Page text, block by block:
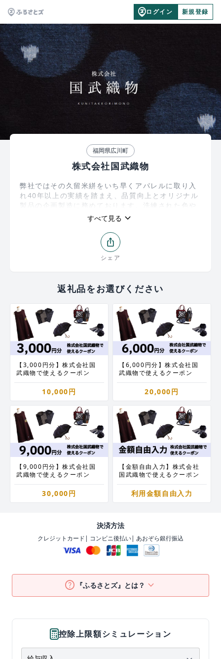
ログイン 新規登録
福岡県広川町
株式会社国武織物
弊社ではその久留米絣をいち早くアパレルに取り入
れ40年以上の実績を踏まえ、品質向上とオリジナル
製品の企画製造に務めております。洗練された色や
柄の素材を駆使しデザインされたアパレルは着心地
が良く、厚手と薄手の生地を使い分け四季を通して
楽しんで頂けます。他にも小物・袋物・帽子・日
傘・紳士用シャツ等、一貫した製品を取り揃え、厳
しい品質管理の元、皆さまに安心してお求めいただ
すべて見る keyboard_arrow_down
ios_share
シェア
返礼品をお選びください
【3,000円分】株式会社国
武織物で使えるクーポン
10,000円
【6,000円分】株式会社国
武織物で使えるクーポン
20,000円
【9,000円分】株式会社国
武織物で使えるクーポン
30,000円
【金額自由入力】株式会社
国武織物で使えるクーポン
利用金額自由入力
決済方法
クレジットカード| コンビニ後払い| あおぞら銀行振込
help 『ふるさとズ』とは？ keyboard_arrow_down
控除上限額シミュレーション